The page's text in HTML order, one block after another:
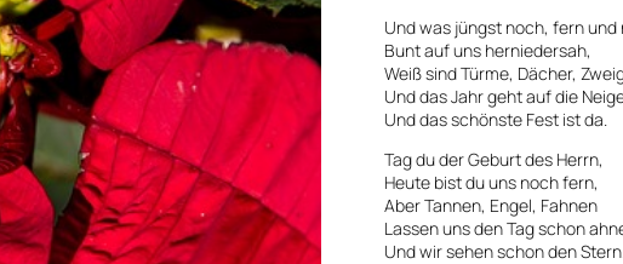
Und was jüngst noch, fern und
Bunt auf uns herniedersah,
Weiß sind Türme, Dächer,
Und das Jahr geht auf die
Und das schönste Fest ist da.
Tag du der Geburt des Herrn,
Heute bist du uns noch fern,
Aber Tannen, Engel, Fahnen
Lassen uns den Tag schon
Und wir sehen schon den Stern.